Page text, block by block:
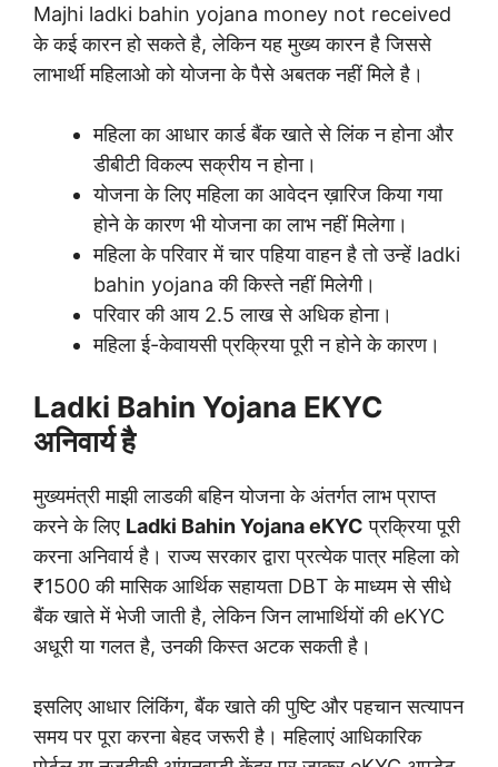
Majhi ladki bahin yojana money not received
के कई कारन हो सकते है, लेकिन यह मुख्य कारन है जिससे
लाभार्थी महिलाओ को योजना के पैसे अबतक नहीं मिले है।
महिला का आधार कार्ड बैंक खाते से लिंक न होना और
डीबीटी विकल्प सक्रीय न होना।
योजना के लिए महिला का आवेदन ख़ारिज किया गया
होने के कारण भी योजना का लाभ नहीं मिलेगा।
महिला के परिवार में चार पहिया वाहन है तो उन्हें ladki
bahin yojana की किस्ते नहीं मिलेगी।
परिवार की आय 2.5 लाख से अधिक होना।
महिला ई-केवायसी प्रक्रिया पूरी न होने के कारण।
Ladki Bahin Yojana EKYC
अनिवार्य है
मुख्यमंत्री माझी लाडकी बहिन योजना के अंतर्गत लाभ प्राप्त
करने के लिए Ladki Bahin Yojana eKYC प्रक्रिया पूरी
करना अनिवार्य है। राज्य सरकार द्वारा प्रत्येक पात्र महिला को
₹1500 की मासिक आर्थिक सहायता DBT के माध्यम से सीधे
बैंक खाते में भेजी जाती है, लेकिन जिन लाभार्थियों की eKYC
अधूरी या गलत है, उनकी किस्त अटक सकती है।
इसलिए आधार लिंकिंग, बैंक खाते की पुष्टि और पहचान सत्यापन
समय पर पूरा करना बेहद जरूरी है। महिलाएं आधिकारिक